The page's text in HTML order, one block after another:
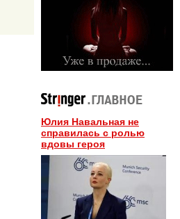
Юлия Навальная не
справилась с ролью
вдовы героя